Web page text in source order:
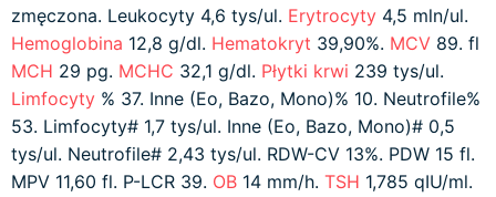
zmęczona. Leukocyty 4,6 tys/ul. Erytrocyty 4,5 mln/ul.
Hemoglobina 12,8 g/dl. Hematokryt 39,90%. MCV 89. fl
MCH 29 pg. MCHC 32,1 g/dl. Płytki krwi 239 tys/ul.
Limfocyty % 37. Inne (Eo, Bazo, Mono)% 10. Neutrofile%
53. Limfocyty# 1,7 tys/ul. Inne (Eo, Bazo, Mono)# 0,5
tys/ul. Neutrofile# 2,43 tys/ul. RDW-CV 13%. PDW 15 fl.
MPV 11,60 fl. P-LCR 39. OB 14 mm/h. TSH 1,785 qIU/ml.